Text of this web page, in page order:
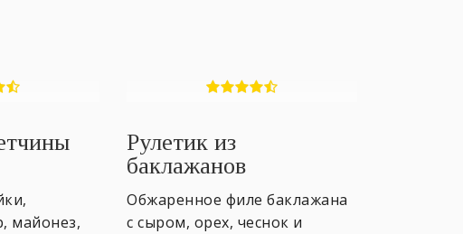
майонез,
Рулетик из
баклажанов
Обжаренное филе баклажана
с сыром, орех, чеснок и